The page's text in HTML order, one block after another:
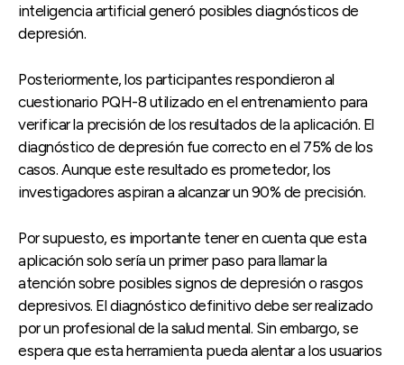
inteligencia artificial generó posibles diagnósticos de
depresión.
Posteriormente, los participantes respondieron al
cuestionario PQH-8 utilizado en el entrenamiento para
verificar la precisión de los resultados de la aplicación. El
diagnóstico de depresión fue correcto en el 75% de los
casos. Aunque este resultado es prometedor, los
investigadores aspiran a alcanzar un 90% de precisión.
Por supuesto, es importante tener en cuenta que esta
aplicación solo sería un primer paso para llamar la
atención sobre posibles signos de depresión o rasgos
depresivos. El diagnóstico definitivo debe ser realizado
por un profesional de la salud mental. Sin embargo, se
espera que esta herramienta pueda alentar a los usuarios